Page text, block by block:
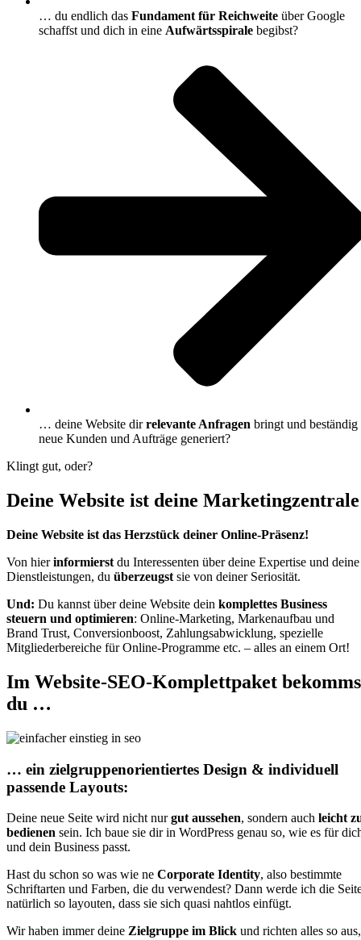
… du endlich das Fundament für Reichweite über Google
schaffst und dich in eine Aufwärtsspirale begibst?
… deine Website dirrelevante Anfragen bringt und beständig
neue Kunden und Aufträge generiert?
Klingt gut, oder?
Deine Website ist deine Marketingzentrale
Deine Website ist das Herzstück deiner Online-Präsenz!
Von hierinformierst du Interessenten über deine Expertise und deine
Dienstleistungen, du überzeugst sie von deiner Seriosität.
Und: Du kannst über deine Website dein komplettes Business
steuern und optimieren: Online-Marketing, Markenaufbau und
Brand Trust, Conversionboost, Zahlungsabwicklung, spezielle
Mitgliederbereiche für Online-Programme etc. – alles an einem Ort!
Im Website-SEO-Komplettpaket
du …
… ein zielgruppenorientiertes Design & individuell
passende Layouts:
Deine neue Seite wird nicht nurgut aussehen, sondern auch leicht
bedienen sein. Ich baue sie dir in WordPress genau so, wie es für
und dein Business passt.
Hast du schon so was wie ne Corporate Identity, also bestimmte
Schriftarten und Farben, die du verwendest? Dann werde ich die
natürlich so layouten, dass sie sich quasi nahtlos einfügt.
Wir haben immer deine Zielgruppe im Blick und richten alles so aus,